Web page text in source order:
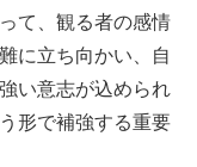
て、観る者の感情
に立ち向かい、自
い意志が込められ
形で補強する重要